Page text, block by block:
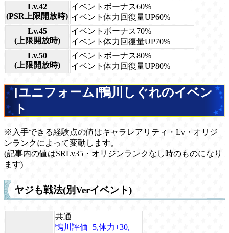
Lv.42
(PSR上限開放時)
イベントボーナス60%
イベント体力回復量UP60%
Lv.45
(上限開放時)
イベントボーナス70%
イベント体力回復量UP70%
Lv.50
(上限開放時)
イベントボーナス80%
イベント体力回復量UP80%
[ユニフォーム]鴨川しぐれのイベン
ト
※入手できる経験点の値はキャラレアリティ・Lv・オリジ
ンランクによって変動します。
(記事内の値はSRLv35・オリジンランクなし時のものになり
ます)
ヤジも戦法(別Verイベント)
共通
鴨川評価+5,体力+30,